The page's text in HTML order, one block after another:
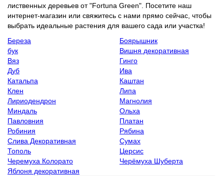
лиственных деревьев от "Fortuna Green". Посетите наш
интернет-магазин или свяжитесь с нами прямо сейчас, чтобы
выбрать идеальные растения для вашего сада или участка!
Береза
Боярышник
бук
Вишня декоративная
Вяз
Гинго
Дуб
Ива
Катальпа
Каштан
Клен
Липа
Лириодендрон
Магнолия
Миндаль
Ольха
Павловния
Платан
Робиния
Рябина
Слива Декоративная
Сумах
Тополь
Церсис
Черемуха Колорато
Черёмуха Шуберта
Яблоня декоративная